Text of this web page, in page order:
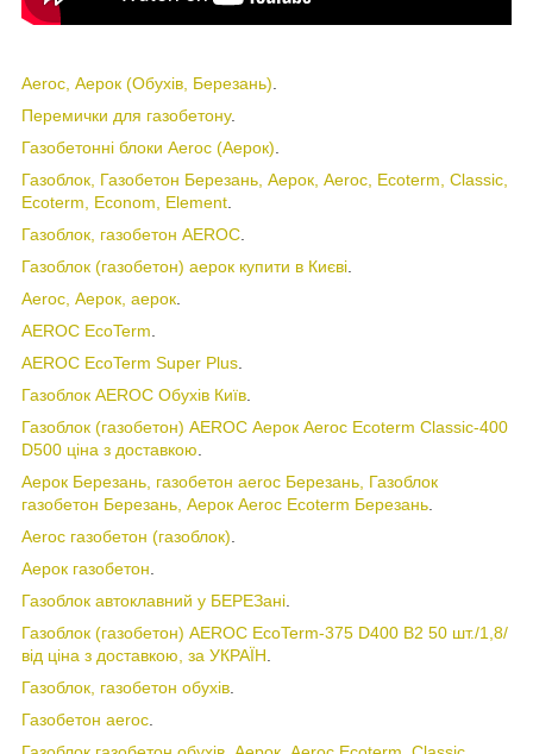
Aeroc, Аерок (Обухів, Березань).
Перемички для газобетону.
Газобетонні блоки Aeroc (Аерок).
Газоблок, Газобетон Березань, Аерок, Aeroc, Ecoterm, Classic,
Ecoterm, Econom, Element.
Газоблок, газобетон AEROC.
Газоблок (газобетон) аерок купити в Києві.
Aeroc, Аерок, аерок.
AEROC EcoTerm.
AEROC EcoTerm Super Plus.
Газоблок AEROC Обухів Київ.
Газоблок (газобетон) AEROC Аерок Aeroc Ecoterm Classic-400
D500 ціна з доставкою.
Аерок Березань, газобетон aeroc Березань, Газоблок
газобетон Березань, Аерок Aeroc Ecoterm Березань.
Aeroc газобетон (газоблок).
Аерок газобетон.
Газоблок автоклавний у БЕРЕЗані.
Газоблок (газобетон) AEROC EcoTerm-375 D400 B2 50 шт./1,8/
від ціна з доставкою, за УКРАЇН.
Газоблок, газобетон обухів.
Газобетон aeroc.